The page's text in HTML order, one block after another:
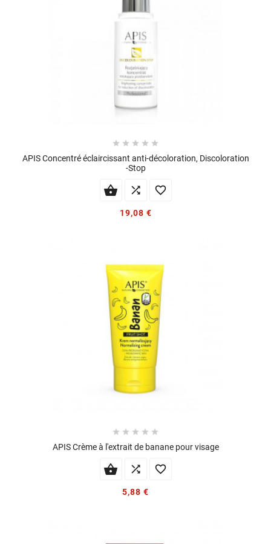
    
APIS Concentré éclaircissant anti-décoloration, Discoloration
-Stop
 
19,08 €
    
APIS Crème à l'extrait de banane pour visage
 
5,88 €